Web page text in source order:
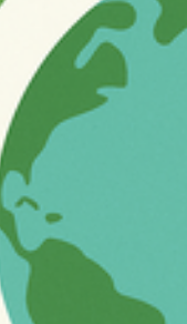
das
AStA-Referat
Neues lernen, sich
unten auch
rund um
um aktiv zu werden.